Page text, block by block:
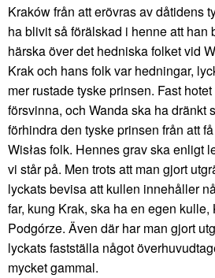
Kraków från att erövras av dåtidens
ha blivit så förälskad i henne att han
härska över det hedniska folket vid
Krak och hans folk var hedningar,
mer rustade tyske prinsen. Fast
försvinna, och Wanda ska ha dränkt
förhindra den tyske prinsen från att
Wisłas folk. Hennes grav ska enligt
vi står på. Men trots att man gjort
lyckats bevisa att kullen innehåller
far, kung Krak, ska ha en egen
Podgórze. Även där har man gjort
lyckats fastställa något
mycket gammal.